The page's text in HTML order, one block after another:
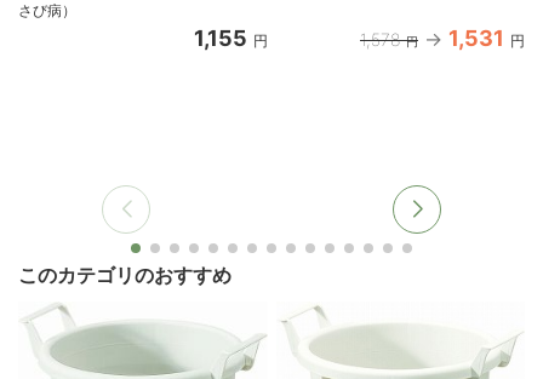
さび病）
1,155 円 1,578 円 1,531 円
このカテゴリのおすすめ